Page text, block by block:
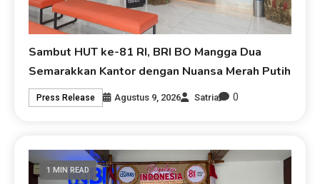
Sambut HUT ke-81 RI, BRI BO Mangga Dua
Semarakkan Kantor dengan Nuansa Merah Putih
Press Release Agustus 9, 2026 Satria 0
1 MIN READ